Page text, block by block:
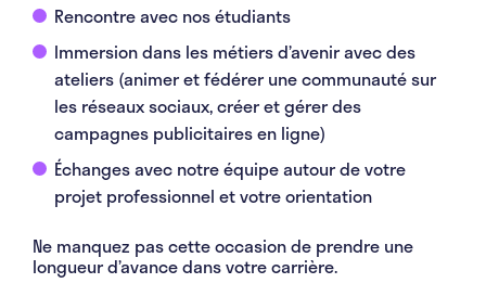
Rencontre avec nos étudiants
Immersion dans les métiers d’avenir avec des
ateliers (animer et fédérer une communauté sur
les réseaux sociaux, créer et gérer des
campagnes publicitaires en ligne)
Échanges avec notre équipe autour de votre
projet professionnel et votre orientation
Ne manquez pas cette occasion de prendre une
longueur d’avance dans votre carrière.